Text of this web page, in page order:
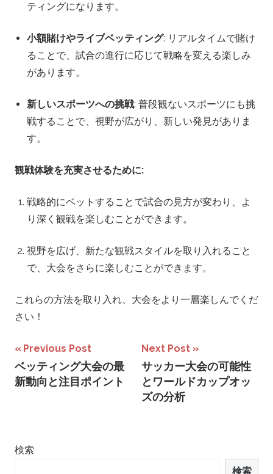
ティングになります。
小額賭けやライブベッティング: リアルタイムで賭け
ることで、試合の進行に応じて戦略を変える楽しみ
があります。
新しいスポーツへの挑戦: 普段観ないスポーツにも挑
戦することで、視野が広がり、新しい発見がありま
す。
観戦体験を充実させるために:
戦略的にベットすることで試合の見方が変わり、よ
り深く観戦を楽しむことができます。
視野を広げ、新たな観戦スタイルを取り入れること
で、大会をさらに楽しむことができます。
これらの方法を取り入れ、大会をより一層楽しんでくだ
さい！
投
稿
ー
Previous Post
ベッティング大会の最
新動向と注目ポイント
Next Post
サッカー大会の可能性
とワールドカップオッ
ズの分析
検索
検索